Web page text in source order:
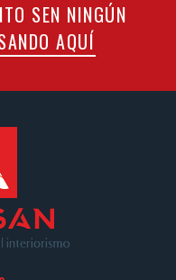
SEN NINGÚN
AQUÍ